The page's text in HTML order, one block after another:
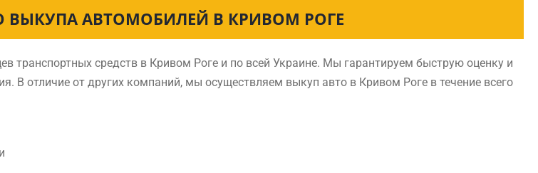
ВЫКУПА АВТОМОБИЛЕЙ В КРИВОМ РОГЕ
средств в Кривом Роге и по всей Украине. Мы гарантируем быструю оценку и
В отличие от других компаний, мы осуществляем выкуп авто в Кривом Роге в течение всего